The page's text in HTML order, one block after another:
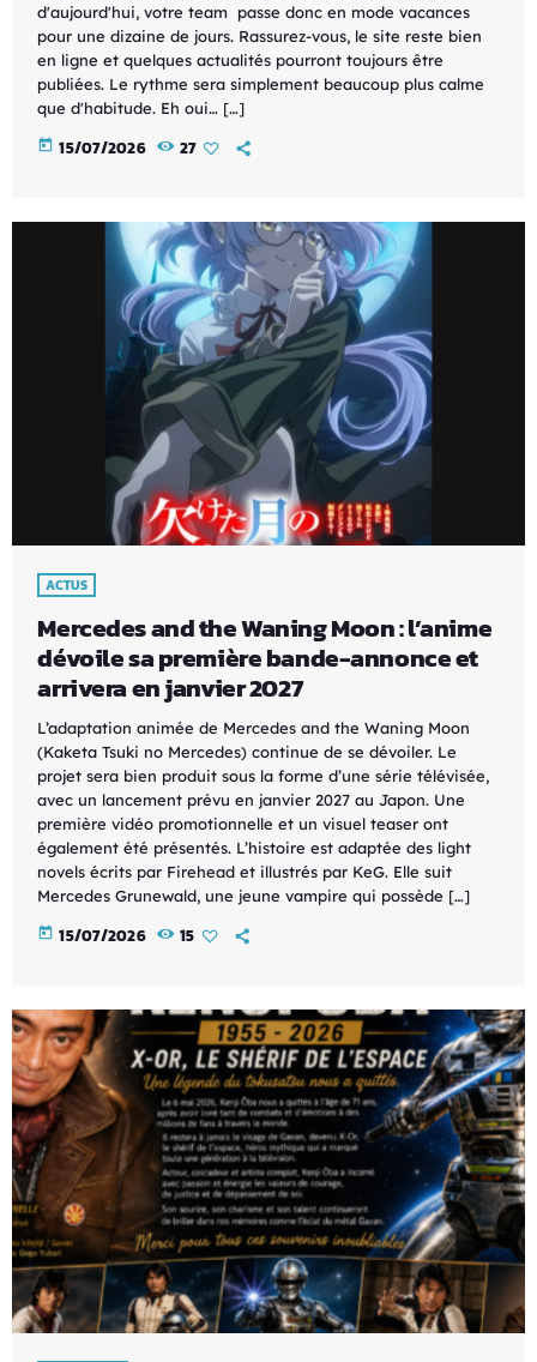
d'aujourd'hui, votre team passe donc en mode vacances
pour une dizaine de jours. Rassurez-vous, le site reste bien
en ligne et quelques actualités pourront toujours être
publiées. Le rythme sera simplement beaucoup plus calme
que d'habitude. Eh oui… […]
today 15/07/2026 27
ACTUS
Mercedes and the Waning Moon : l’anime
dévoile sa première bande-annonce et
arrivera en janvier 2027
L’adaptation animée de Mercedes and the Waning Moon
(Kaketa Tsuki no Mercedes) continue de se dévoiler. Le
projet sera bien produit sous la forme d’une série télévisée,
avec un lancement prévu en janvier 2027 au Japon. Une
première vidéo promotionnelle et un visuel teaser ont
également été présentés. L’histoire est adaptée des light
novels écrits par Firehead et illustrés par KeG. Elle suit
Mercedes Grunewald, une jeune vampire qui possède […]
today 15/07/2026 15